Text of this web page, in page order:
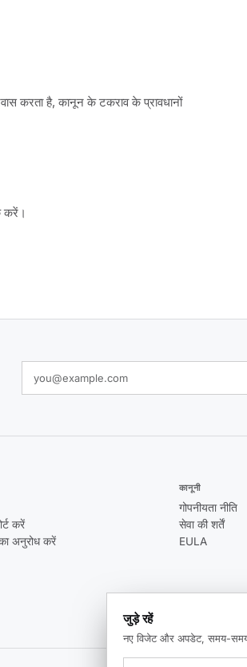
करता है, कानून के टकराव के प्रावधानों
करें।
करें
अनुरोध करें
कानूनी
गोपनीयता नीति
सेवा की शर्तें
EULA
जुड़े रहें
नए विजेट और अपडेट, समय-समय